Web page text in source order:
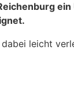
leicht